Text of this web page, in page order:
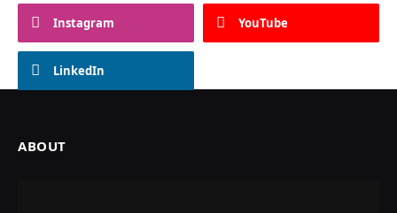
Instagram YouTube
LinkedIn
ABOUT